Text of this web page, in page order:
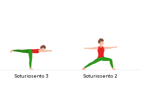
Soturiasento 3 Soturiasento 2